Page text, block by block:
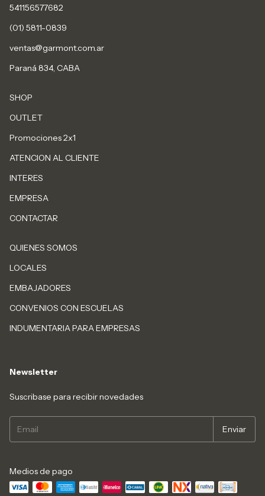
541156577682
(01) 5811-0839
ventas@garmont.com.ar
Paraná 834, CABA
SHOP
OUTLET
Promociones 2x1
ATENCION AL CLIENTE
INTERES
EMPRESA
CONTACTAR
QUIENES SOMOS
LOCALES
EMBAJADORES
CONVENIOS CON ESCUELAS
INDUMENTARIA PARA EMPRESAS
Newsletter
Suscribase para recibir novedades
Medios de pago